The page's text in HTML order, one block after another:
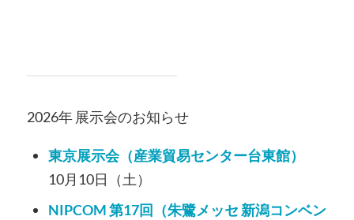
2026年 展示会のお知らせ
東京展示会（産業貿易センター台東館）
10月10日（土）
NIPCOM 第17回（朱鷺メッセ 新潟コンベン